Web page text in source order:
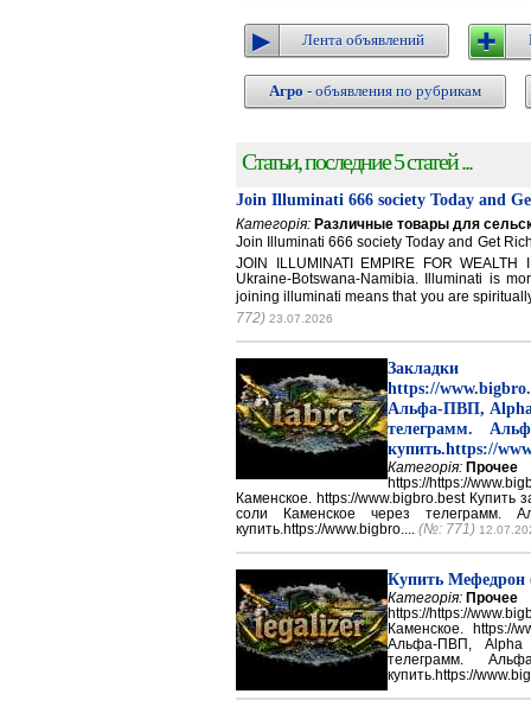
Лента объявлений
Агро - объявления по рубрикам
Статьи, последние 5 статей ...
Join Illuminati 666 society Today and
Категорія: Различные товары для
Join Illuminati 666 society Today and Get
JOIN ILLUMINATI EMPIRE FOR WEALTH
Ukraine-Botswana-Namibia. Illuminati is
joining illuminati means that you are
772) 23.07.2026
Закладки
https://
Альфа-ПВП, Alpha
телеграмм.
купить.https://
Категорія: Прочее
https://https://
Каменское. https://www.bigbro.best Купить
соли Каменское через телеграмм.
купить.https://www.bigbro.... (№: 771)
Купить
Категорія: Прочее
https://https://
Каменское. https://
Альфа-ПВП, Alpha
телеграмм.
купить.https://